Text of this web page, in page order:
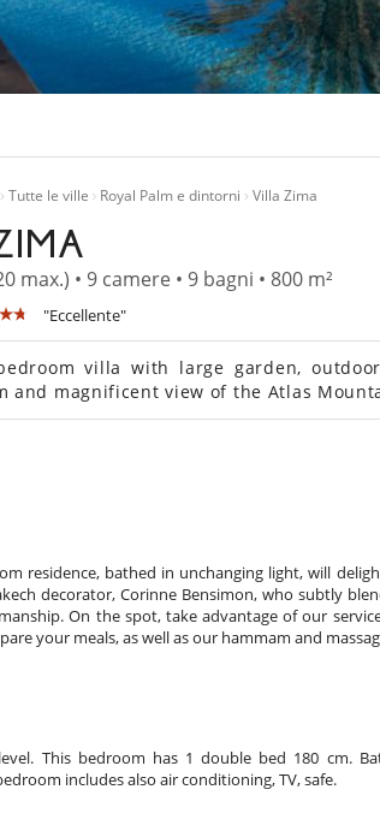
Tutte le ville Royal Palm e dintorni Villa Zima
max.) • 9 camere • 9 bagni • 800 m²
"Eccellente"
villa with large garden,
and magnificent view of the Atlas
residence, bathed in unchanging light, will
decorator, Corinne Bensimon, who subtly
On the spot, take advantage of our
your meals, as well as our hammam and
This bedroom has 1 double bed 180 cm.
includes also air conditioning, TV, safe.